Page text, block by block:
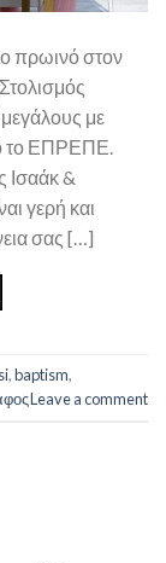
πρωινό στον
με
το ΕΠΡΕΠΕ.
Ισαάκ &
γερή και
σας […]
,baptism,
Leave a comment